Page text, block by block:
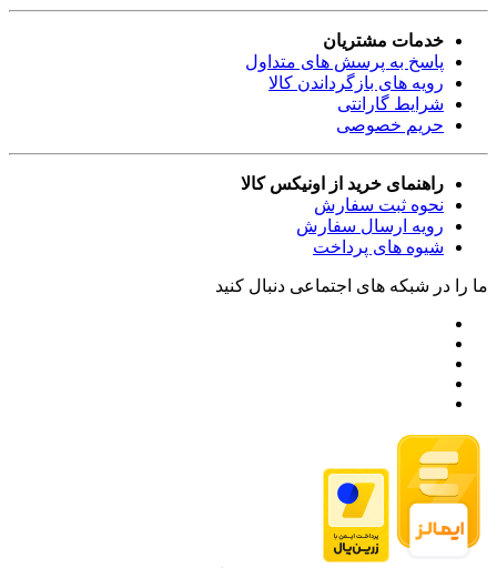
خدمات مشتریان
پاسخ به پرسش های متداول
رویه های بازگرداندن کالا
شرایط گارانتی
حریم خصوصی
راهنمای خرید از اونیکس کالا
نحوه ثبت سفارش
رویه ارسال سفارش
شیوه های پرداخت
ما را در شبکه های اجتماعی دنبال کنید